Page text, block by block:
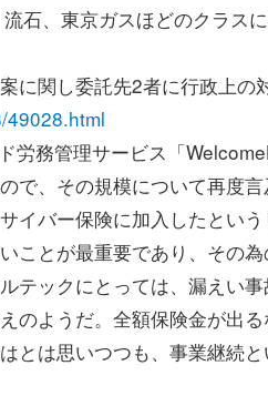
石、東京ガスほどのクラス
に関し委託先2者に行政上の
務管理サービス「
で、その規模について再度
イバー保険に加入したとい
ことが最重要であり、その
テックにとっては、漏えい
ようだ。全額保険金が出る
とは思いつつも、事業継続